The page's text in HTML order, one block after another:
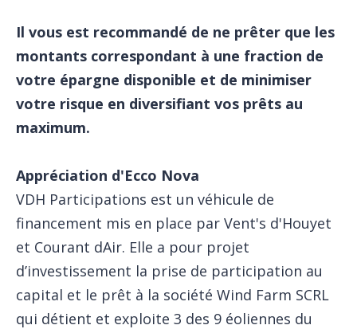
Il vous est recommandé de ne prêter que les
montants correspondant à une fraction de
votre épargne disponible et de minimiser
votre risque en diversifiant vos prêts au
maximum.
Appréciation d'Ecco Nova
VDH Participations est un véhicule de
financement mis en place par Vent's d'Houyet
et Courant dAir. Elle a pour projet
d’investissement la prise de participation au
capital et le prêt à la société Wind Farm SCRL
qui détient et exploite 3 des 9 éoliennes du